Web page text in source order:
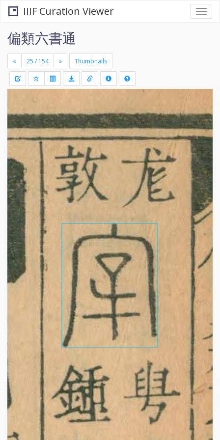
IIIF Curation Viewer
偏類六書通
« » Thumbnails
-
a